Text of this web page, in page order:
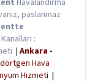
paslanmaz
:
| Ankara -
Hava
Hizmeti |